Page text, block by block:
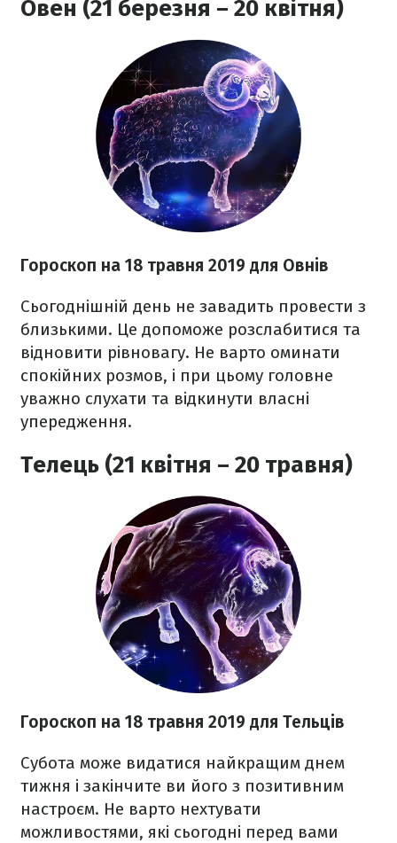
Овен (21 березня – 20 квітня)
Гороскоп на 18 травня 2019 для Овнів
Сьогоднішній день не завадить провести з
близькими. Це допоможе розслабитися та
відновити рівновагу. Не варто оминати
спокійних розмов, і при цьому головне
уважно слухати та відкинути власні
упередження.
Телець (21 квітня – 20 травня)
Гороскоп на 18 травня 2019 для Тельців
Субота може видатися найкращим днем
тижня і закінчите ви його з позитивним
настроєм. Не варто нехтувати
можливостями, які сьогодні перед вами